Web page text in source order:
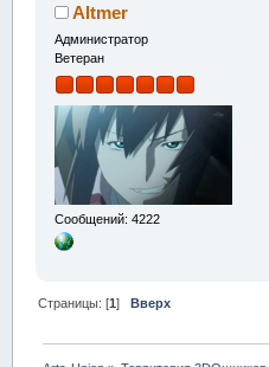
Altmer
Администратор
Ветеран
Сообщений: 4222
Страницы: [1]Вверх